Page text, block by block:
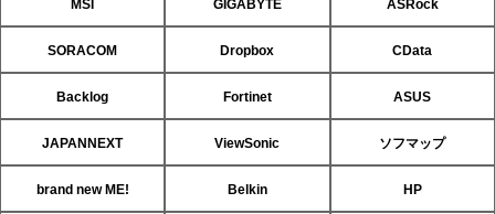
MSI GIGABYTE ASRock
SORACOM Dropbox CData
Backlog Fortinet ASUS
JAPANNEXT ViewSonic ソフマップ
brand new ME! Belkin HP